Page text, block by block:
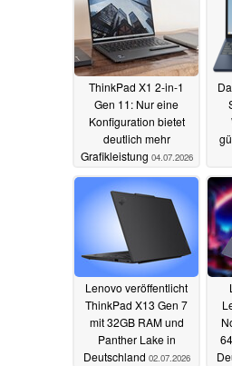
ThinkPad X1 2-in-1
Gen 11: Nur eine
Konfiguration bietet
deutlich mehr
Grafikleistung 04.07.2026
Lenovo veröffentlicht
ThinkPad X13 Gen 7
mit 32GB RAM und
Panther Lake in
Deutschland 02.07.2026